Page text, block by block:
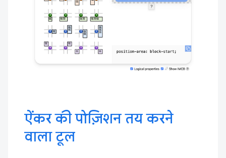
ऐंकर की पोज़िशन तय करने
वाला टूल